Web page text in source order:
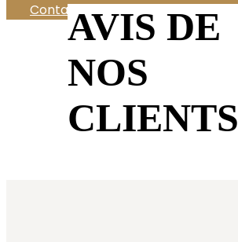
Contactez-nous!
AVIS DE
NOS
CLIENTS